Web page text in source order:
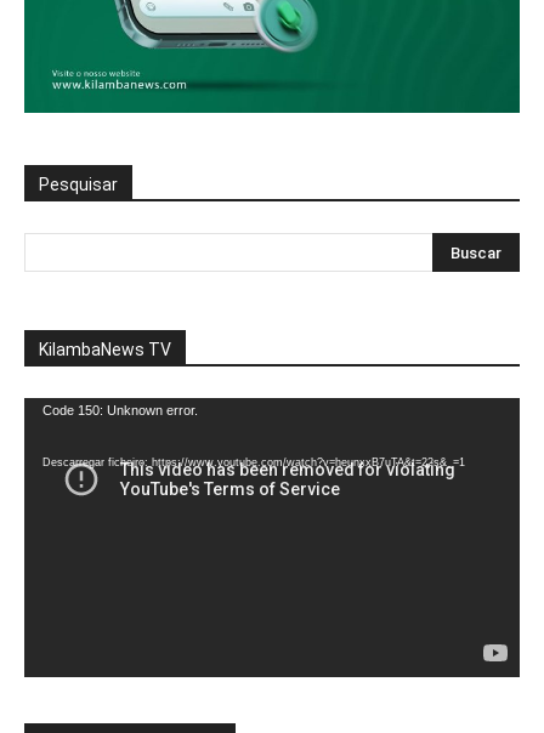
Pesquisar
KilambaNews TV
Reprodutor
vídeo
Code 150: Unknown error.
Descarregar ficheiro: https://www.youtube.com/watch?v=heunxxB7uTA&t=22s&_=1